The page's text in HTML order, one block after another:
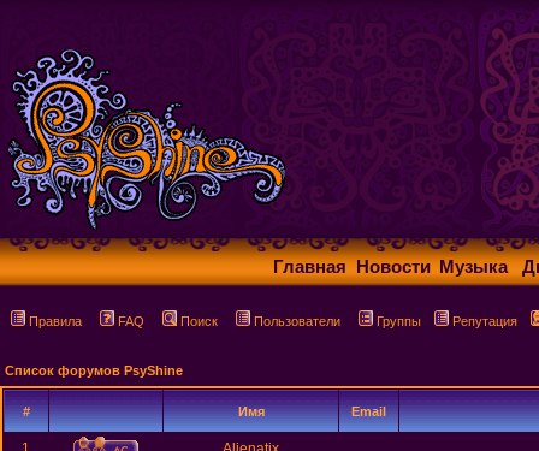
Главная Новости Музыка
Правила FAQ Поиск Пользователи Группы Репутация
Список форумов PsyShine
# Имя Email